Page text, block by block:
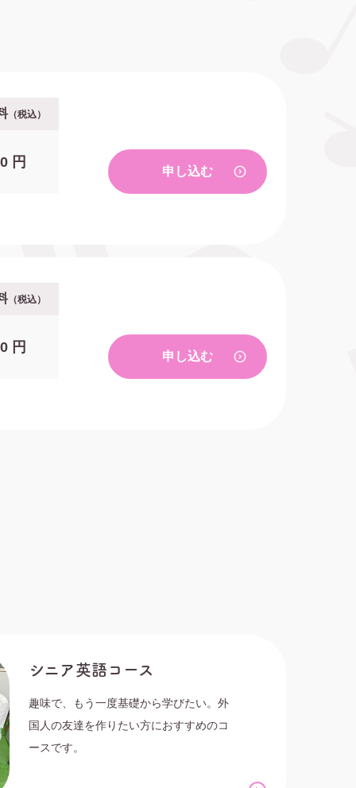
（税込）
円
申し込む
（税込）
円
申し込む
シニア英語コース
趣味で、もう一度基礎から学びたい。外
国人の友達を作りたい方におすすめのコ
ースです。